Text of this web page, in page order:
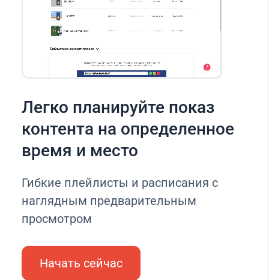
Легко планируйте показ
контента на определенное
время и место
Гибкие плейлисты и расписания с
наглядным предварительным
просмотром
Начать сейчас